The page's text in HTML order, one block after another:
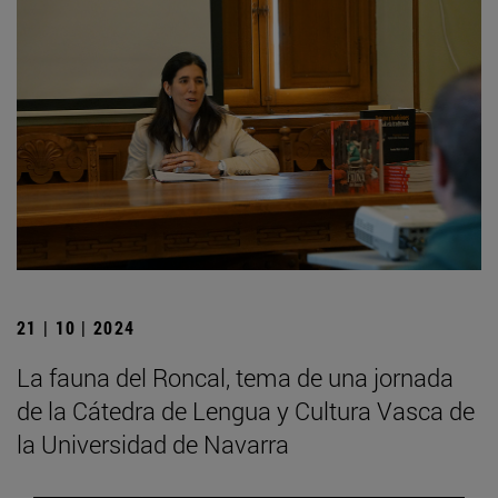
21 | 10 | 2024
La fauna del Roncal, tema de una jornada
de la Cátedra de Lengua y Cultura Vasca de
la Universidad de Navarra